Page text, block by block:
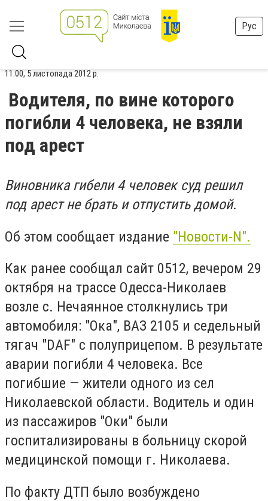
Рус
11:00, 5 листопада 2012 р.
Водителя, по вине которого
погибли 4 человека, не взяли
под арест
Виновника гибели 4 человек суд решил
под арест не брать и отпустить домой.
Об этом сообщает издание "Новости-N".
Как ранее сообщал сайт 0512, вечером 29
октября на трассе Одесса-Николаев
возле с. Нечаянное столкнулись три
автомобиля: "Ока", ВАЗ 2105 и седельный
тягач "DAF" с полуприцепом. В результате
аварии погибли 4 человека. Все
погибшие — жители одного из сел
Николаевской области. Водитель и один
из пассажиров "Оки" были
госпитализированы в больницу скорой
медицинской помощи г. Николаева.
По факту ДТП было возбуждено